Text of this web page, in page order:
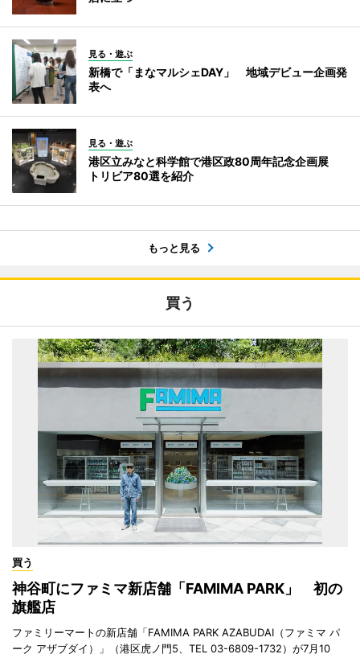
見る・遊ぶ
新橋で「まなマルシェDAY」 地域デビュー企画発
表へ
見る・遊ぶ
港区立みなと科学館で港区政80周年記念企画展
トリビア80選を紹介
もっと見る
買う
買う
神谷町にファミマ新店舗「FAMIMA PARK」 初の
旗艦店
ファミリーマートの新店舗「FAMIMA PARK AZABUDAI（ファミマ パ
ーク アザブダイ）」（港区虎ノ門5、TEL 03-6809-1732）が7月10